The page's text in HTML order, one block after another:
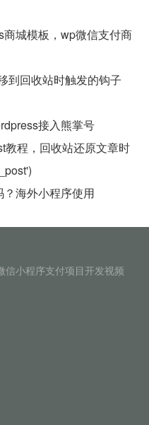
城模板，wp微信支付商
到回收站时触发的钩子
接入熊掌号
教程，回收站还原文章时
海外小程序使用
信小程序支付项目开发视频